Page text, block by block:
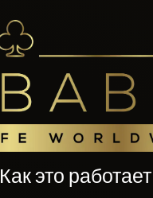
Как это работает